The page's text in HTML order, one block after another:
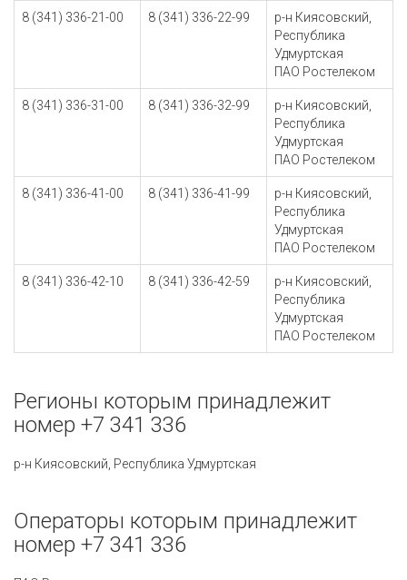
8 (341) 336-21-00 8 (341) 336-22-99
р-н Киясовский,
Республика
Удмуртская
ПАО Ростелеком
8 (341) 336-31-00 8 (341) 336-32-99
р-н Киясовский,
Республика
Удмуртская
ПАО Ростелеком
8 (341) 336-41-00 8 (341) 336-41-99
р-н Киясовский,
Республика
Удмуртская
ПАО Ростелеком
8 (341) 336-42-10 8 (341) 336-42-59
р-н Киясовский,
Республика
Удмуртская
ПАО Ростелеком
Регионы которым принадлежит
номер +7 341 336
р-н Киясовский, Республика Удмуртская
Операторы которым принадлежит
номер +7 341 336